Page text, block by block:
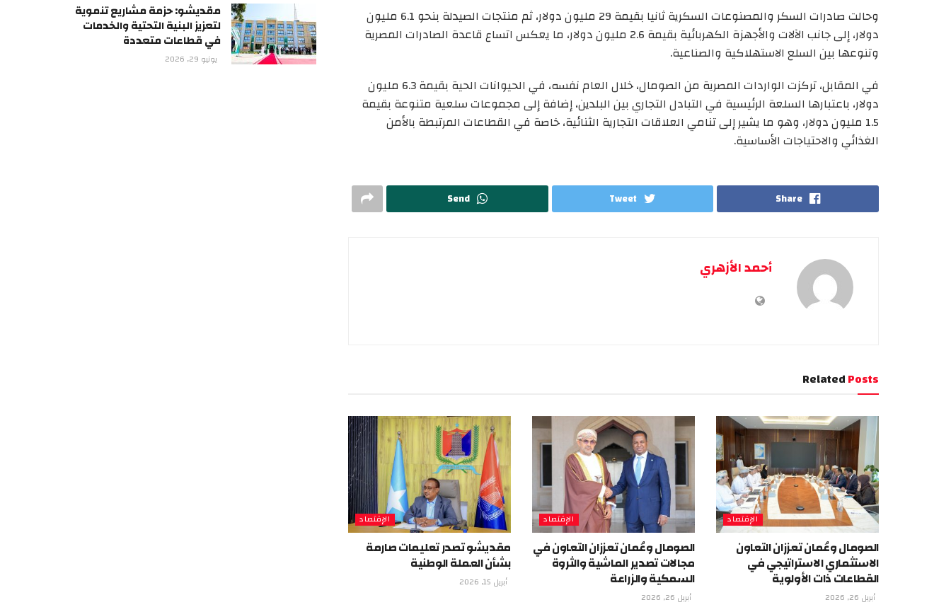
وحالت صادرات السكر والمصنوعات السكرية ثانيا بقيمة 29 مليون دولار، ثم منتجات الصيدلة بنحو 6.1 مليون
دولار، إلى جانب الآلات والأجهزة الكهربائية بقيمة 2.6 مليون دولار، ما يعكس اتساع قاعدة الصادرات المصرية
وتنوعها بين السلع الاستهلاكية والصناعية.
في المقابل، تركزت الواردات المصرية من الصومال، خلال العام نفسه، في الحيوانات الحية بقيمة 6.3 مليون
دولار، باعتبارها السلعة الرئيسية في التبادل التجاري بين البلدين، إضافة إلى مجموعات سلعية متنوعة بقيمة
1.5 مليون دولار، وهو ما يشير إلى تنامي العلاقات التجارية الثنائية، خاصة في القطاعات المرتبطة بالأمن
الغذائي والاحتياجات الأساسية.
Share
Tweet
Send
أحمد الأزهري
RelatedPosts
الإقتصاد
الصومال وعُمان تعززان التعاون
الاستثماري الاستراتيجي في
القطاعات ذات الأولوية
أبريل 26, 2026
الإقتصاد
الصومال وعُمان تعززان التعاون في
مجالات تصدير الماشية والثروة
السمكية والزراعة
أبريل 26, 2026
الإقتصاد
مقديشو تصدر تعليمات صارمة
بشأن العملة الوطنية
أبريل 15, 2026
مقديشو: حزمة مشاريع تنموية
لتعزيز البنية التحتية والخدمات
في قطاعات متعددة
يونيو 29, 2026